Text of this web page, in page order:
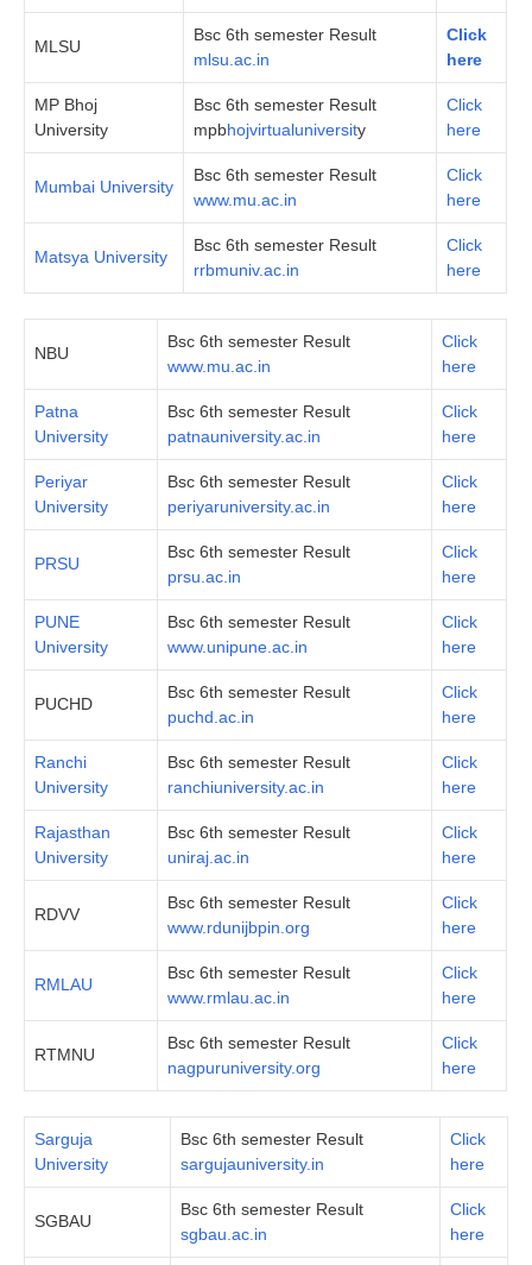
MLSU
Bsc 6th semester Result
mlsu.ac.in
Click
here
MP Bhoj
University
Bsc 6th semester Result
mpbhojvirtualuniversity
Click
here
Mumbai University
Bsc 6th semester Result
www.mu.ac.in
Click
here
Matsya University
Bsc 6th semester Result
rrbmuniv.ac.in
Click
here
NBU
Bsc 6th semester Result
www.mu.ac.in
Click
here
Patna
University
Bsc 6th semester Result
patnauniversity.ac.in
Click
here
Periyar
University
Bsc 6th semester Result
periyaruniversity.ac.in
Click
here
PRSU
Bsc 6th semester Result
prsu.ac.in
Click
here
PUNE
University
Bsc 6th semester Result
www.unipune.ac.in
Click
here
PUCHD
Bsc 6th semester Result
puchd.ac.in
Click
here
Ranchi
University
Bsc 6th semester Result
ranchiuniversity.ac.in
Click
here
Rajasthan
University
Bsc 6th semester Result
uniraj.ac.in
Click
here
RDVV
Bsc 6th semester Result
www.rdunijbpin.org
Click
here
RMLAU
Bsc 6th semester Result
www.rmlau.ac.in
Click
here
RTMNU
Bsc 6th semester Result
nagpuruniversity.org
Click
here
Sarguja
University
Bsc 6th semester Result
sargujauniversity.in
Click
here
SGBAU
Bsc 6th semester Result
sgbau.ac.in
Click
here